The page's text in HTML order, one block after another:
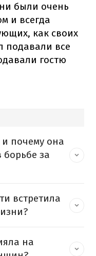
были очень
и всегда
как своих
подавали все
гостю
и почему она
за
встретила
на